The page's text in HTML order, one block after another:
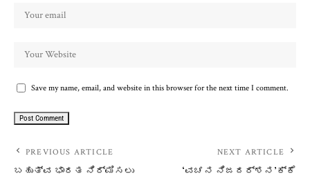
Save my name, email, and website in this browser for the next time I comment.
PREVIOUS ARTICLE
ಬಹುತ್ವ ಭಾರತ‌ ನಿರ್ಮಿಸಲು
NEXT ARTICLE
‘ವಚನ ನಿಜದರ್ಶನ’ಕ್ಕೆ